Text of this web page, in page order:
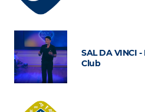
SAL DA VINCI
Club